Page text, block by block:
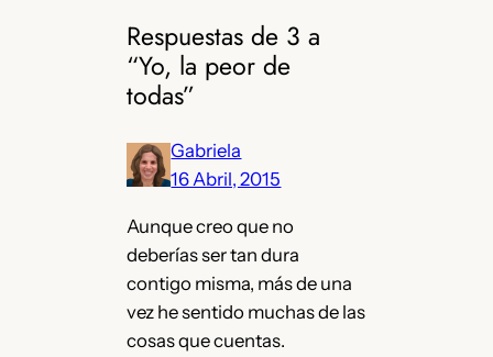
Respuestas de 3 a
“Yo, la peor de
todas”
Gabriela
16 Abril, 2015
Aunque creo que no
deberías ser tan dura
contigo misma, más de una
vez he sentido muchas de las
cosas que cuentas.